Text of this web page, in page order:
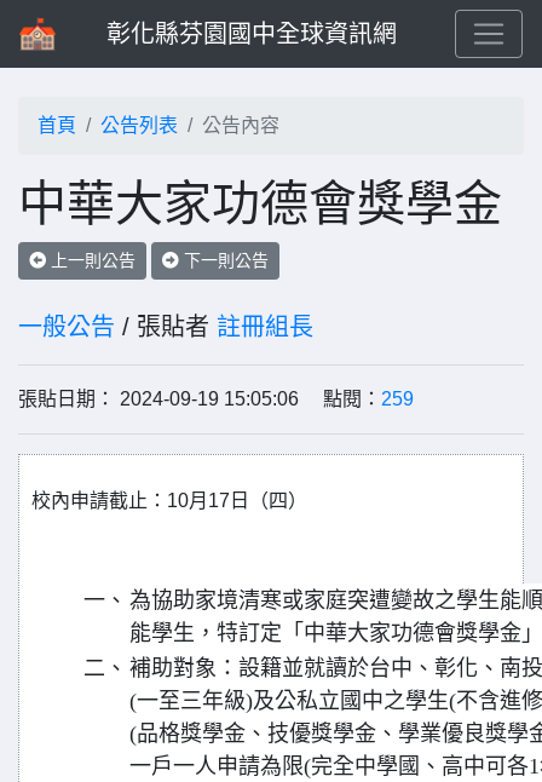
彰化縣芬園國中全球資訊網
首頁 公告列表 公告內容
中華大家功德會獎學金
上一則公告 下一則公告
一般公告 / 張貼者 註冊組長
張貼日期： 2024-09-19 15:05:06 點閱： 259
校內申請截止：10月17日（四）
一、 為協助家境清寒或家庭突遭變故之學生能
能學生，特訂定「中華大家功德會獎學金
二、 補助對象：設籍並就讀於台中、彰化、南
(一至三年級)及公私立國中之學生(不含進
(品格獎學金、技優獎學金、學業優良獎學
一戶一人申請為限(完全中學國、高中可各